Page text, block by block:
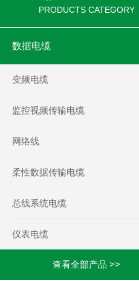
PRODUCTS CATEGORY
数据电缆
变频电缆
监控视频传输电缆
网络线
柔性数据传输电缆
总线系统电缆
仪表电缆
查看全部产品 >>